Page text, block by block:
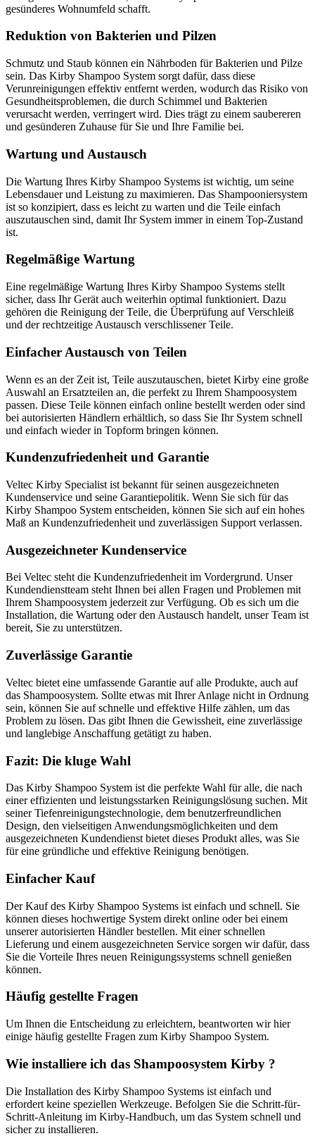
gesünderes Wohnumfeld schafft.
Reduktion von Bakterien und Pilzen
Schmutz und Staub können ein Nährboden für Bakterien und Pilze
sein. Das Kirby Shampoo System sorgt dafür, dass diese
Verunreinigungen effektiv entfernt werden, wodurch das Risiko von
Gesundheitsproblemen, die durch Schimmel und Bakterien
verursacht werden, verringert wird. Dies trägt zu einem saubereren
und gesünderen Zuhause für Sie und Ihre Familie bei.
Wartung und Austausch
Die Wartung Ihres Kirby Shampoo Systems ist wichtig, um seine
Lebensdauer und Leistung zu maximieren. Das Shampooniersystem
ist so konzipiert, dass es leicht zu warten und die Teile einfach
auszutauschen sind, damit Ihr System immer in einem Top-Zustand
ist.
Regelmäßige Wartung
Eine regelmäßige Wartung Ihres Kirby Shampoo Systems stellt
sicher, dass Ihr Gerät auch weiterhin optimal funktioniert. Dazu
gehören die Reinigung der Teile, die Überprüfung auf Verschleiß
und der rechtzeitige Austausch verschlissener Teile.
Einfacher Austausch von Teilen
Wenn es an der Zeit ist, Teile auszutauschen, bietet Kirby eine große
Auswahl an Ersatzteilen an, die perfekt zu Ihrem Shampoosystem
passen. Diese Teile können einfach online bestellt werden oder sind
bei autorisierten Händlern erhältlich, so dass Sie Ihr System schnell
und einfach wieder in Topform bringen können.
Kundenzufriedenheit und Garantie
Veltec Kirby Specialist ist bekannt für seinen ausgezeichneten
Kundenservice und seine Garantiepolitik. Wenn Sie sich für das
Kirby Shampoo System entscheiden, können Sie sich auf ein hohes
Maß an Kundenzufriedenheit und zuverlässigen Support verlassen.
Ausgezeichneter Kundenservice
Bei Veltec steht die Kundenzufriedenheit im Vordergrund. Unser
Kundendienstteam steht Ihnen bei allen Fragen und Problemen mit
Ihrem Shampoosystem jederzeit zur Verfügung. Ob es sich um die
Installation, die Wartung oder den Austausch handelt, unser Team ist
bereit, Sie zu unterstützen.
Zuverlässige Garantie
Veltec bietet eine umfassende Garantie auf alle Produkte, auch auf
das Shampoosystem. Sollte etwas mit Ihrer Anlage nicht in Ordnung
sein, können Sie auf schnelle und effektive Hilfe zählen, um das
Problem zu lösen. Das gibt Ihnen die Gewissheit, eine zuverlässige
und langlebige Anschaffung getätigt zu haben.
Fazit: Die kluge Wahl
Das Kirby Shampoo System ist die perfekte Wahl für alle, die nach
einer effizienten und leistungsstarken Reinigungslösung suchen. Mit
seiner Tiefenreinigungstechnologie, dem benutzerfreundlichen
Design, den vielseitigen Anwendungsmöglichkeiten und dem
ausgezeichneten Kundendienst bietet dieses Produkt alles, was Sie
für eine gründliche und effektive Reinigung benötigen.
Einfacher Kauf
Der Kauf des Kirby Shampoo Systems ist einfach und schnell. Sie
können dieses hochwertige System direkt online oder bei einem
unserer autorisierten Händler bestellen. Mit einer schnellen
Lieferung und einem ausgezeichneten Service sorgen wir dafür, dass
Sie die Vorteile Ihres neuen Reinigungssystems schnell genießen
können.
Häufig gestellte Fragen
Um Ihnen die Entscheidung zu erleichtern, beantworten wir hier
einige häufig gestellte Fragen zum Kirby Shampoo System.
Wie installiere ich das Shampoosystem Kirby ?
Die Installation des Kirby Shampoo Systems ist einfach und
erfordert keine speziellen Werkzeuge. Befolgen Sie die Schritt-für-
Schritt-Anleitung im Kirby-Handbuch, um das System schnell und
sicher zu installieren.